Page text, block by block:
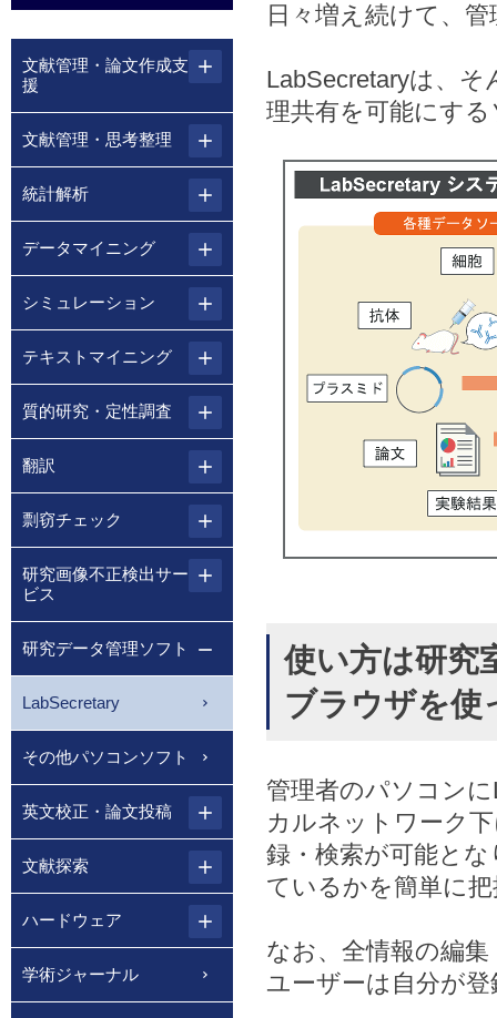
日々増え続けて、
LabSecretaryは、
理共有を可能にす
使い方は研究
ブラウザを使
管理者のパソコン
カルネットワーク
録・検索が可能と
ているかを簡単に
なお、全情報の編
ユーザーは自分が
文献管理・論文作成支
援
文献管理・思考整理
統計解析
データマイニング
シミュレーション
テキストマイニング
質的研究・定性調査
翻訳
剽窃チェック
研究画像不正検出サー
ビス
研究データ管理ソフト
LabSecretary
その他パソコンソフト
英文校正・論文投稿
文献探索
ハードウェア
学術ジャーナル